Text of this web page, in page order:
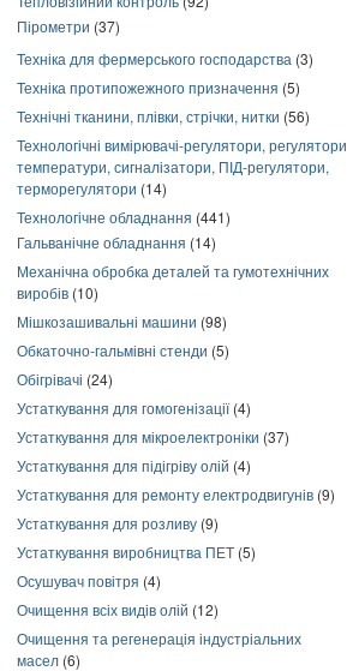
Пірометри (37)
Техніка для фермерського господарства (3)
Техніка протипожежного призначення (5)
Технічні тканини, плівки, стрічки, нитки (56)
Технологічні вимірювачі-регулятори, регулятори
температури, сигналізатори, ПІД-регулятори,
терморегулятори (14)
Технологічне обладнання (441)
Гальванічне обладнання (14)
Механічна обробка деталей та гумотехнічних
виробів (10)
Мішкозашивальні машини (98)
Обкаточно-гальмівні стенди (5)
Обігрівачі (24)
Устаткування для гомогенізації(4)
Устаткування для мікроелектроніки (37)
Устаткування для підігріву олій (4)
Устаткування для ремонту електродвигунів (9)
Устаткування для розливу (9)
Устаткування виробництва ПЕТ (5)
Осушувач повітря (4)
Очищення всіх видів олій (12)
Очищення та регенерація індустріальних
масел (6)